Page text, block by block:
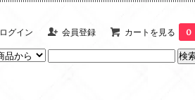
ログイン 会員登録 カートを見る 0